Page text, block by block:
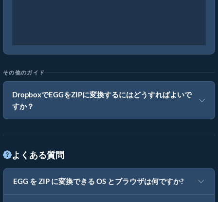
その他のガイド
DropboxでEGGをZIPに変換するにはどうすればよいで
すか？
よくある質問
EGG を ZIP に変換できる OS とブラウザは何ですか?